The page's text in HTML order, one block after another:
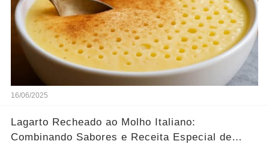
16/06/2025
Lagarto Recheado ao Molho Italiano:
Combinando Sabores e Receita Especial de